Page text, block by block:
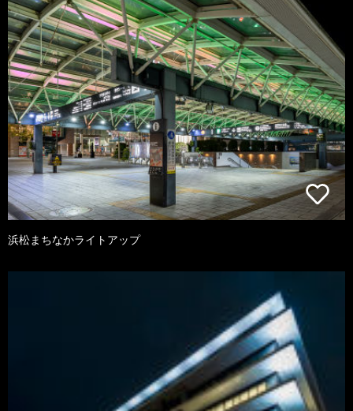
浜松まちなかライトアップ